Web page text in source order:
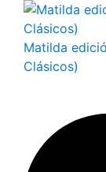
Matilda
Clásicos)